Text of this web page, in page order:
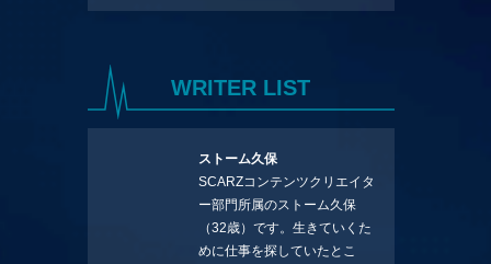
WRITER LIST
ストーム久保
SCARZコンテンツクリエイタ
ー部門所属のストーム久保
（32歳）です。生きていくた
めに仕事を探していたとこ